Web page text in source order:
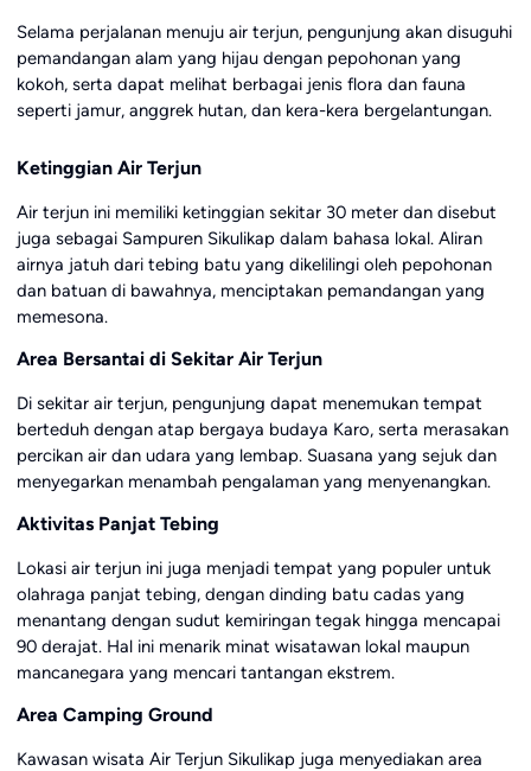
Selama perjalanan menuju air terjun, pengunjung akan disuguhi
pemandangan alam yang hijau dengan pepohonan yang
kokoh, serta dapat melihat berbagai jenis flora dan fauna
seperti jamur, anggrek hutan, dan kera-kera bergelantungan.
Ketinggian Air Terjun
Air terjun ini memiliki ketinggian sekitar 30 meter dan disebut
juga sebagai Sampuren Sikulikap dalam bahasa lokal. Aliran
airnya jatuh dari tebing batu yang dikelilingi oleh pepohonan
dan batuan di bawahnya, menciptakan pemandangan yang
memesona.
Area Bersantai di Sekitar Air Terjun
Di sekitar air terjun, pengunjung dapat menemukan tempat
berteduh dengan atap bergaya budaya Karo, serta merasakan
percikan air dan udara yang lembap. Suasana yang sejuk dan
menyegarkan menambah pengalaman yang menyenangkan.
Aktivitas Panjat Tebing
Lokasi air terjun ini juga menjadi tempat yang populer untuk
olahraga panjat tebing, dengan dinding batu cadas yang
menantang dengan sudut kemiringan tegak hingga mencapai
90 derajat. Hal ini menarik minat wisatawan lokal maupun
mancanegara yang mencari tantangan ekstrem.
Area Camping Ground
Kawasan wisata Air Terjun Sikulikap juga menyediakan area